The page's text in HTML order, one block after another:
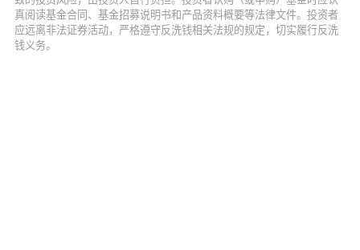
真阅读基金合同、基金招募说明书和产品资料概要等法律文件。投资者
应远离非法证券活动，严格遵守反洗钱相关法规的规定，切实履行反洗
钱义务。